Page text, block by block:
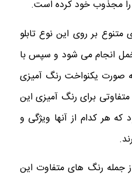
را مجذوب خود کرده است.
بر روی این نوع تابلو
انجام می شود و سپس با
صورت یکنواخت رنگ آمیزی
برای رنگ آمیزی این
هر کدام از آنها ویژگی و
جمله رنگ های متفاوت این